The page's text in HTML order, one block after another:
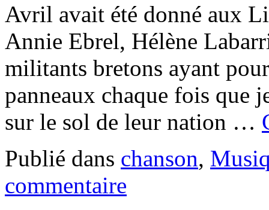
Avril avait été donné aux
Annie Ebrel, Hélène
militants bretons ayant
panneaux chaque fois que
sur le sol de leur nation …
Publié dans chanson,
commentaire